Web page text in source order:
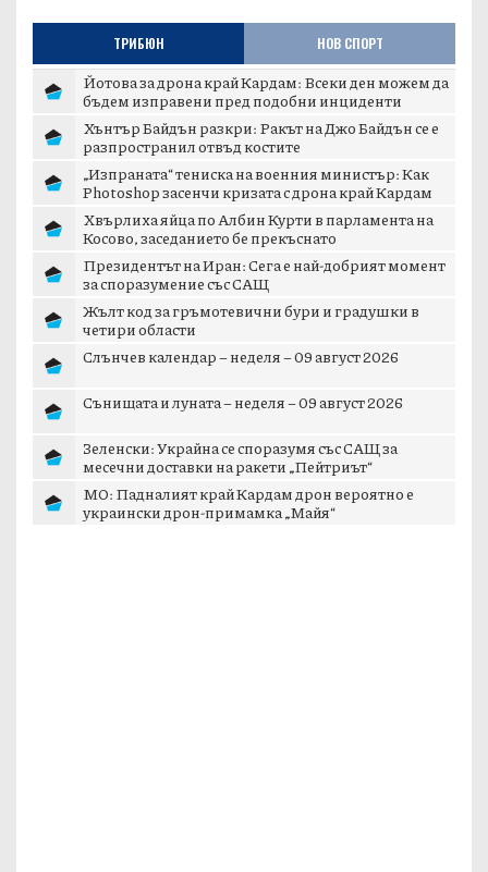
ТРИБЮН НОВ СПОРТ
Йотова за дрона край Кардам: Всеки ден можем да
бъдем изправени пред подобни инциденти
Хънтър Байдън разкри: Ракът на Джо Байдън се е
разпространил отвъд костите
„Изпраната“ тениска на военния министър: Как
Photoshop засенчи кризата с дрона край Кардам
Хвърлиха яйца по Албин Курти в парламента на
Косово, заседанието бе прекъснато
Президентът на Иран: Сега е най-добрият момент
за споразумение със САЩ
Жълт код за гръмотевични бури и градушки в
четири области
Слънчев календар – неделя – 09 август 2026
Сънищата и луната – неделя – 09 август 2026
Зеленски: Украйна се споразумя със САЩ за
месечни доставки на ракети „Пейтриът“
МО: Падналият край Кардам дрон вероятно е
украински дрон-примамка „Майя“